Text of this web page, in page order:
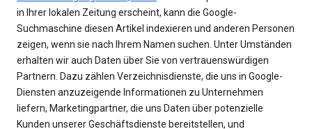
in Ihrer lokalen Zeitung erscheint, kann die Google-
Suchmaschine diesen Artikel indexieren und anderen Personen
zeigen, wenn sie nach Ihrem Namen suchen. Unter Umständen
erhalten wir auch Daten über Sie von vertrauenswürdigen
Partnern. Dazu zählen Verzeichnisdienste, die uns in Google-
Diensten anzuzeigende Informationen zu Unternehmen
liefern, Marketingpartner, die uns Daten über potenzielle
Kunden unserer Geschäftsdienste bereitstellen, und